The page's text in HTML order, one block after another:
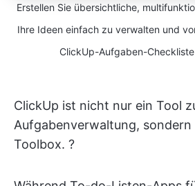
Erstellen Sie übersichtliche,
Ihre Ideen einfach zu verwalten und
ClickUp-Aufgaben-
ClickUp ist nicht nur ein Tool
Aufgabenverwaltung, sondern
Toolbox. ?️